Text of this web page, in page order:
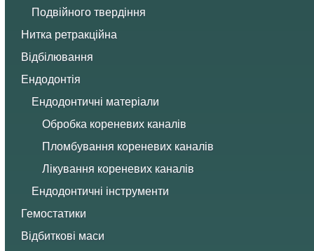
Подвійного твердіння
Нитка ретракційна
Відбілювання
Ендодонтія
Ендодонтичні матеріали
Обробка кореневих каналів
Пломбування кореневих каналів
Лікування кореневих каналів
Ендодонтичні інструменти
Гемостатики
Відбиткові маси